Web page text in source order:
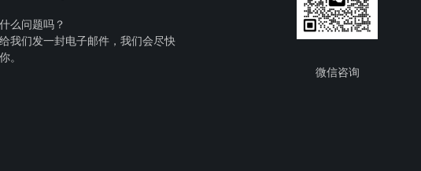
么问题吗？
我们发一封电子邮件，我们会尽快
。
微信咨询